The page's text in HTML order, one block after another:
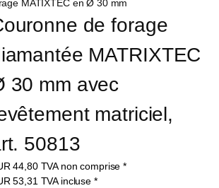
de forage
MATRIXTEC
30 mm avec
matriciel,
50813
44,80 TVA non comprise *
53,31 TVA incluse *